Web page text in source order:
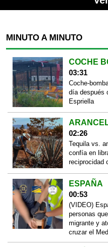
MINUTO A MINUTO
COCHE
03:31
Coche-
día después
Espriella
02:26
Tequila vs.
confía en
reciprocidad
ESPAÑA
00:53
(VIDEO)
personas
migrante y
cruzar el